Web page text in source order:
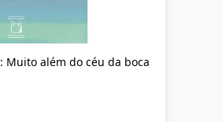
Muito além do céu da boca